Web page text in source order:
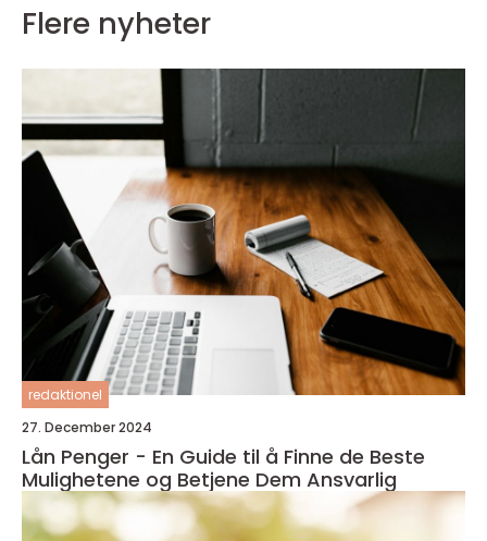
Flere nyheter
redaktionel
27. December 2024
Lån Penger - En Guide til å Finne de Beste
Mulighetene og Betjene Dem Ansvarlig